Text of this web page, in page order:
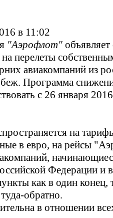
в 11:02
"Аэрофлот"
перелеты
авиакомпаний из
Программа
с 26 января
на
в евро, на рейсы
Федерации и
как в один конец,
обратно.
в отношении